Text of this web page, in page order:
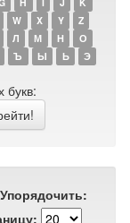
W X Y
Z
Л М Н
О
Ъ Ы Ь
Э
букв:
Упорядочить: